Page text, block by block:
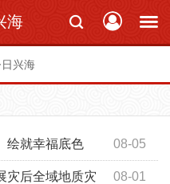
海
兴海
08-05
绘就幸福底色
08-01
灾后全域地质灾